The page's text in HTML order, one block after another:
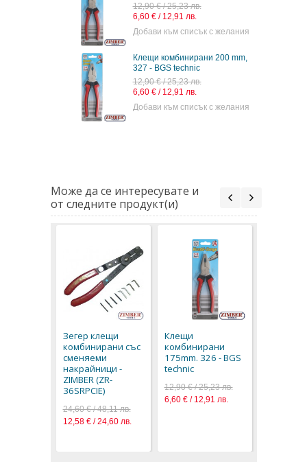
12,90 € / 25,23 лв.
6,60 € / 12,91 лв.
Добави към списък с желания
Клещи комбинирани 200 mm,
327 - BGS technic
12,90 € / 25,23 лв.
6,60 € / 12,91 лв.
Добави към списък с желания
Може да се интересувате и
от следните продукт(и)
Зегер клещи
комбинирани със
сменяеми
накрайници -
ZIMBER (ZR-
36SRPCIE)
24,60 € / 48,11 лв.
12,58 € / 24,60 лв.
Клещи
комбинирани
175mm. 326 - BGS
technic
12,90 € / 25,23 лв.
6,60 € / 12,91 лв.